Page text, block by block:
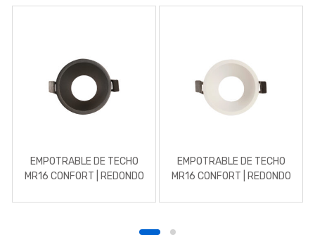
EMPOTRABLE DE TECHO
MR16 CONFORT | REDONDO
EMPOTRABLE DE TECHO
MR16 CONFORT | REDONDO